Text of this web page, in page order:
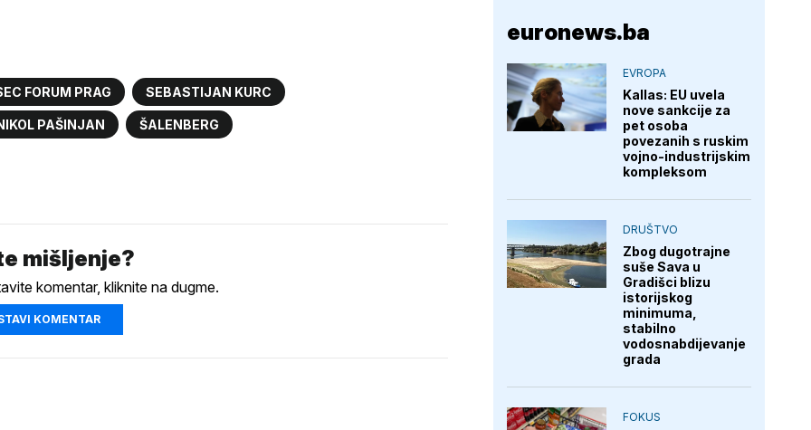
FORUM PRAG SEBASTIJAN KURC
PAŠINJAN ŠALENBERG
mišljenje?
komentar, kliknite na dugme.
KOMENTAR
euronews.ba
EVROPA
Kallas: EU uvela
nove sankcije za
pet osoba
povezanih s ruskim
vojno-industrijskim
kompleksom
DRUŠTVO
Zbog dugotrajne
suše Sava u
Gradišci blizu
istorijskog
minimuma,
stabilno
vodosnabdijevanje
grada
FOKUS